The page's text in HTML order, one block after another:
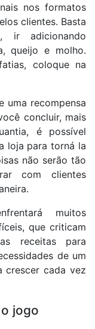
nos formatos
clientes. Basta
ir adicionando
queijo e molho.
coloque na
uma recompensa
concluir, mais
é possível
loja para torná la
não serão tão
com clientes
muitos
que criticam
receitas para
de um
crescer cada vez
jogo